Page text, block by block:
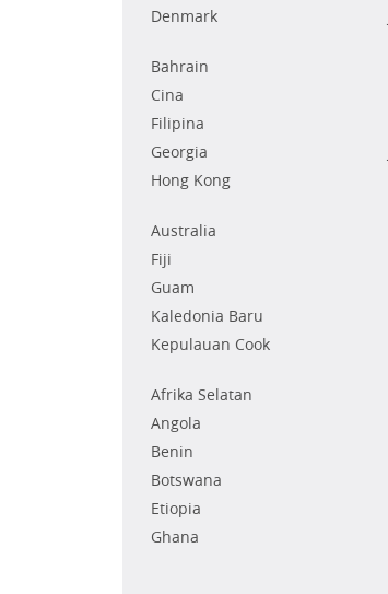
Denmark
Bahrain
Cina
Filipina
Georgia
Hong Kong
Australia
Fiji
Guam
Kaledonia Baru
Kepulauan Cook
Afrika Selatan
Angola
Benin
Botswana
Etiopia
Ghana